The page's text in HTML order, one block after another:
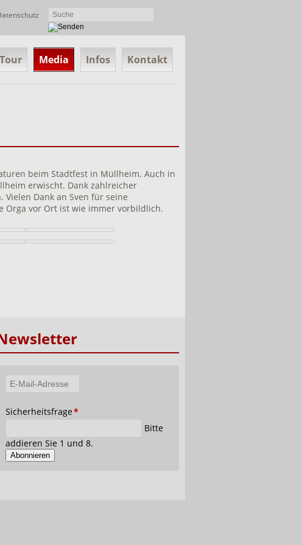
Media Infos Kontakt
beim Stadtfest in Müllheim. Auch in
erwischt. Dank zahlreicher
Dank an Sven für seine
Orga vor Ort ist wie immer vorbildlich.
Adresse
Pflichtfeld
Sicherheitsfrage*
Bitte
addieren Sie 1 und 8.
Abonnieren